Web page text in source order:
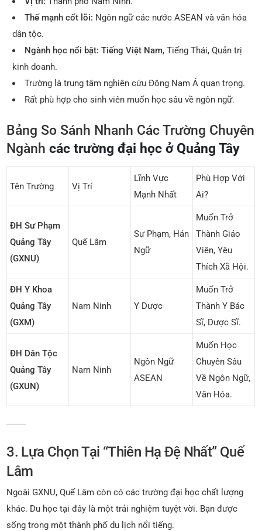
Thế mạnh cốt lõi: Ngôn ngữ các nước ASEAN và văn hóa
dân tộc.
Ngành học nổi bật: Tiếng Việt Nam, Tiếng Thái, Quản trị
kinh doanh.
Trường là trung tâm nghiên cứu Đông Nam Á quan trọng.
Rất phù hợp cho sinh viên muốn học sâu về ngôn ngữ.
Bảng So Sánh Nhanh Các Trường Chuyên
Ngành các trường đại học ở Quảng Tây
Tên Trường Vị Trí
Lĩnh Vực
Mạnh Nhất
Phù Hợp Với
Ai?
ĐH Sư Phạm
Quảng Tây
(GXNU)
Quế Lâm
Sư Phạm, Hán
Ngữ
Muốn Trở
Thành Giáo
Viên, Yêu
Thích Xã Hội.
ĐH Y Khoa
Quảng Tây
(GXM)
Nam Ninh Y Dược
Muốn Trở
Thành Y Bác
Sĩ, Dược Sĩ.
ĐH Dân Tộc
Quảng Tây
(GXUN)
Nam Ninh
Ngôn Ngữ
ASEAN
Muốn Học
Chuyên Sâu
Về Ngôn Ngữ,
Văn Hóa.
3. Lựa Chọn Tại “Thiên Hạ Đệ Nhất” Quế
Lâm
Ngoài GXNU, Quế Lâm còn có các trường đại học chất lượng
khác. Du học tại đây là một trải nghiệm tuyệt vời. Bạn được
sống trong một thành phố du lịch nổi tiếng.